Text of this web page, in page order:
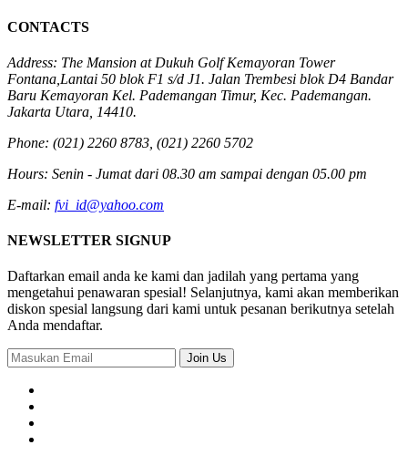
CONTACTS
Address: The Mansion at Dukuh Golf Kemayoran Tower
Fontana,Lantai 50 blok F1 s/d J1. Jalan Trembesi blok D4 Bandar
Baru Kemayoran Kel. Pademangan Timur, Kec. Pademangan.
Jakarta Utara, 14410.
Phone: (021) 2260 8783, (021) 2260 5702
Hours: Senin - Jumat dari 08.30 am sampai dengan 05.00 pm
E-mail: fvi_id@yahoo.com
NEWSLETTER SIGNUP
Daftarkan email anda ke kami dan jadilah yang pertama yang
mengetahui penawaran spesial! Selanjutnya, kami akan memberikan
diskon spesial langsung dari kami untuk pesanan berikutnya setelah
Anda mendaftar.
Join Us